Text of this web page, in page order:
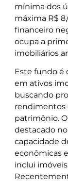
mínima dos
máxima R$
financeiro
ocupa a
imobiliários
Este fundo é
em ativos
buscando
rendimentos
patrimônio. O
destacado
capacidade
econômicas
inclui